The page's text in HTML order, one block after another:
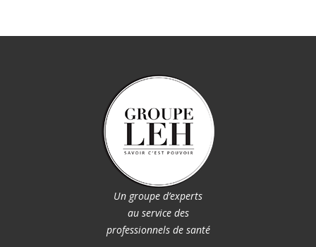
Un groupe d’experts
au service des
professionnels de santé